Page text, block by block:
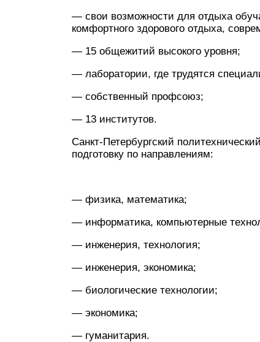
— свои возможности для отдыха
комфортного здорового отдыха,
— 15 общежитий высокого уровня;
— лаборатории, где трудятся
— собственный профсоюз;
— 13 институтов.
Санкт-Петербургский
подготовку по направлениям:
— физика, математика;
— информатика, компьютерные
— инженерия, технология;
— инженерия, экономика;
— биологические технологии;
— экономика;
— гуманитария.